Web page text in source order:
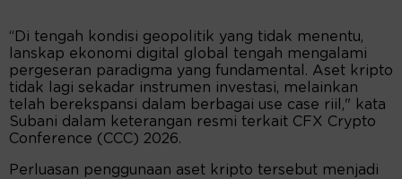
“Di tengah kondisi geopolitik yang tidak menentu,
lanskap ekonomi digital global tengah mengalami
pergeseran paradigma yang fundamental. Aset kripto
tidak lagi sekadar instrumen investasi, melainkan
telah berekspansi dalam berbagai use case riil," kata
Subani dalam keterangan resmi terkait CFX Crypto
Conference (CCC) 2026.
Perluasan penggunaan aset kripto tersebut menjadi